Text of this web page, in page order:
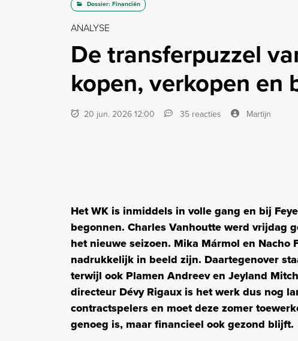
Dossier: Financiën
ANALYSE
De transferpuzzel
kopen, verkopen en
20 jun. 2026 12:00 35 reacties Martijn
Het WK is inmiddels in volle gang en bij
begonnen. Charles Vanhoutte werd vrijdag
het nieuwe seizoen. Mika Mármol en
nadrukkelijk in beeld zijn. Daartegenover
terwijl ook Plamen Andreev en Jeyland
directeur Dévy Rigaux is het werk dus nog
contractspelers en moet deze zomer
genoeg is, maar financieel ook gezond blijft.